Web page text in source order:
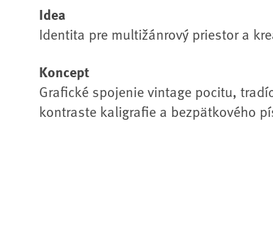
Idea
Identita pre multižánrový priestor a
Koncept
Grafické spojenie vintage pocitu,
kontraste kaligrafie a bezpätkového